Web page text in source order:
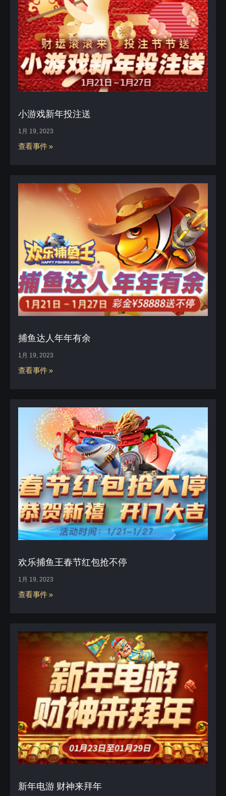
小游戏新年投注送
1月 19, 2023
查看事件 »
捕鱼达人年年有余
1月 19, 2023
查看事件 »
欢乐捕鱼王春节红包抢不停
1月 19, 2023
查看事件 »
新年电游 财神来拜年